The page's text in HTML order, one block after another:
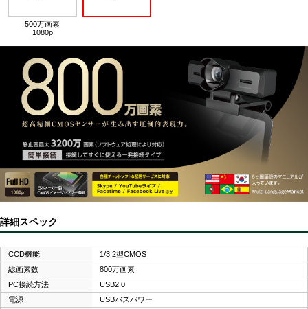
500万画素
1080p
詳細スペック
CCD機能
1/3.2型CMOS
総画素数
800万画素
PC接続方法
USB2.0
電源
USBバスパワー